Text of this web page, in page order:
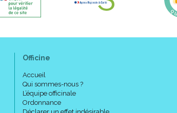
Officine
Accueil
Qui sommes-nous ?
L’équipe officinale
Ordonnance